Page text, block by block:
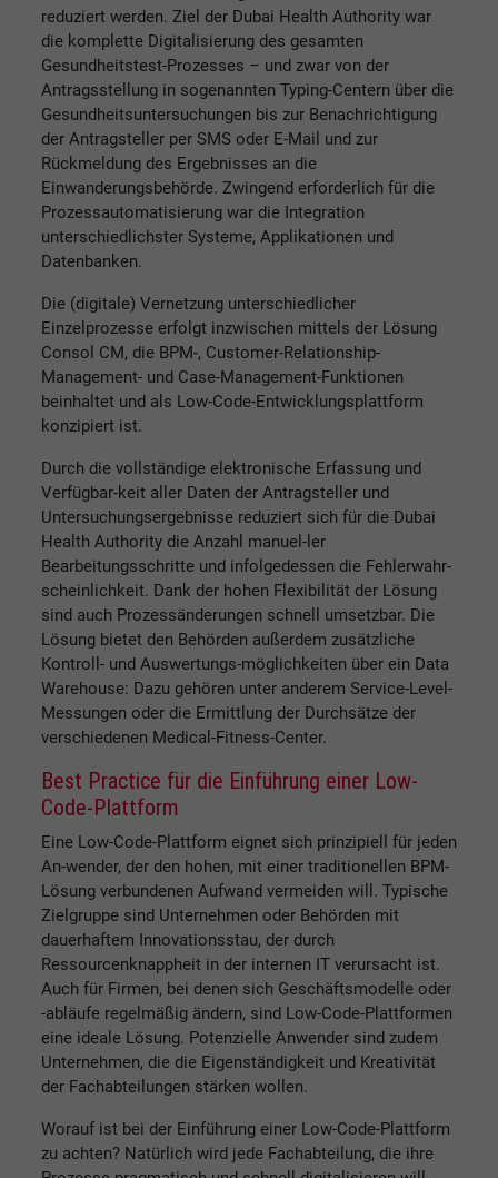
reduziert werden. Ziel der Dubai Health Authority war
die komplette Digitalisierung des gesamten
Gesundheitstest-Prozesses – und zwar von der
Antragsstellung in sogenannten Typing-Centern über die
Gesundheitsuntersuchungen bis zur Benachrichtigung
der Antragsteller per SMS oder E-Mail und zur
Rückmeldung des Ergebnisses an die
Einwanderungsbehörde. Zwingend erforderlich für die
Prozessautomatisierung war die Integration
unterschiedlichster Systeme, Applikationen und
Datenbanken.
Die (digitale) Vernetzung unterschiedlicher
Einzelprozesse erfolgt inzwischen mittels der Lösung
Consol CM, die BPM-, Customer-Relationship-
Management- und Case-Management-Funktionen
beinhaltet und als Low-Code-Entwicklungsplattform
konzipiert ist.
Durch die vollständige elektronische Erfassung und
Verfügbar-keit aller Daten der Antragsteller und
Untersuchungsergebnisse reduziert sich für die Dubai
Health Authority die Anzahl manuel-ler
Bearbeitungsschritte und infolgedessen die Fehlerwahr-
scheinlichkeit. Dank der hohen Flexibilität der Lösung
sind auch Prozessänderungen schnell umsetzbar. Die
Lösung bietet den Behörden außerdem zusätzliche
Kontroll- und Auswertungs-möglichkeiten über ein Data
Warehouse: Dazu gehören unter anderem Service-Level-
Messungen oder die Ermittlung der Durchsätze der
verschiedenen Medical-Fitness-Center.
Best Practice für die Einführung einer Low-
Code-Plattform
Eine Low-Code-Plattform eignet sich prinzipiell für jeden
An-wender, der den hohen, mit einer traditionellen BPM-
Lösung verbundenen Aufwand vermeiden will. Typische
Zielgruppe sind Unternehmen oder Behörden mit
dauerhaftem Innovationsstau, der durch
Ressourcenknappheit in der internen IT verursacht ist.
Auch für Firmen, bei denen sich Geschäftsmodelle oder
-abläufe regelmäßig ändern, sind Low-Code-Plattformen
eine ideale Lösung. Potenzielle Anwender sind zudem
Unternehmen, die die Eigenständigkeit und Kreativität
der Fachabteilungen stärken wollen.
Worauf ist bei der Einführung einer Low-Code-Plattform
zu achten? Natürlich wird jede Fachabteilung, die ihre